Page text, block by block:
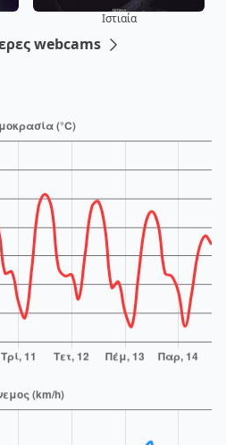
Ιστιαία
webcams